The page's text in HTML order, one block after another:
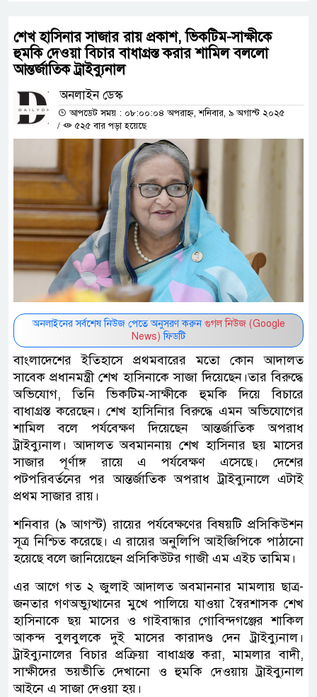
শেখ হাসিনার সাজার রায় প্রকাশ, ভিকটিম-সাক্ষীকে
হুমকি দেওয়া বিচার বাধাগ্রস্ত করার শামিল বললো
আন্তর্জাতিক ট্রাইব্যুনাল
অনলাইন ডেস্ক
আপডেট সময় : ০৮:০০:০৪ অপরাহ্ন, শনিবার, ৯ অগাস্ট ২০২৫
/
৫২৫ বার পড়া হয়েছে
অনলাইনের সর্বশেষ নিউজ পেতে অনুসরণ করুন গুগল নিউজ (Google
News) ফিডটি
বাংলাদেশের ইতিহাসে প্রথমবারের মতো কোন ‍আদালত
সাবেক প্রধানমন্ত্রী শেখ হাসিনাকে সাজা দিয়েছেন।তার বিরুদ্ধে
অভিযোগ, তিনি ভিকটিম-সাক্ষীকে হুমকি দিয়ে বিচারে
বাধাগ্রস্ত করেছেন। শেখ হাসিনাির বিরুদ্ধে এমন অভিযোগের
শামিল বলে পর্যবেক্ষণ দিয়েছেন আন্তর্জাতিক অপরাধ
ট্রাইব্যুনাল। আদালত অবমাননায় শেখ হাসিনার ছয় মাসের
সাজার পূর্ণাঙ্গ রায়ে এ পর্যবেক্ষণ এসেছে। দেশের
পটপরিবর্তনের পর আন্তর্জাতিক অপরাধ ট্রাইব্যুনালে এটাই
প্রথম সাজার রায়।
শনিবার (৯ আগস্ট) রায়ের পর্যবেক্ষণের বিষয়টি প্রসিকিউশন
সূত্র নিশ্চিত করেছে। এ রায়ের অনুলিপি আইজিপিকে পাঠানো
হয়েছে বলে জানিয়েছেন প্রসিকিউটর গাজী এম এইচ তামিম।
এর আগে গত ২ জুলাই আদালত অবমাননার মামলায় ছাত্র-
জনতার গণঅভ্যুত্থানের মুখে পালিয়ে যাওয়া স্বৈরশাসক শেখ
হাসিনাকে ছয় মাসের ও গাইবান্ধার গোবিন্দগঞ্জের শাকিল
আকন্দ বুলবুলকে দুই মাসের কারাদণ্ড দেন ট্রাইব্যুনাল।
ট্রাইব্যুনালের বিচার প্রক্রিয়া বাধাগ্রস্ত করা, মামলার বাদী,
সাক্ষীদের ভয়ভীতি দেখানো ও হুমকি দেওয়ায় ট্রাইব্যুনাল
আইনে এ সাজা দেওয়া হয়।